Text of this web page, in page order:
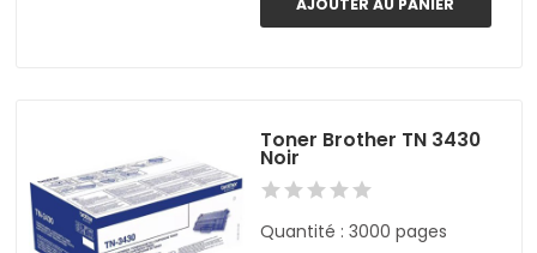
AJOUTER AU PANIER
Toner Brother TN 3430
Noir
Quantité : 3000 pages